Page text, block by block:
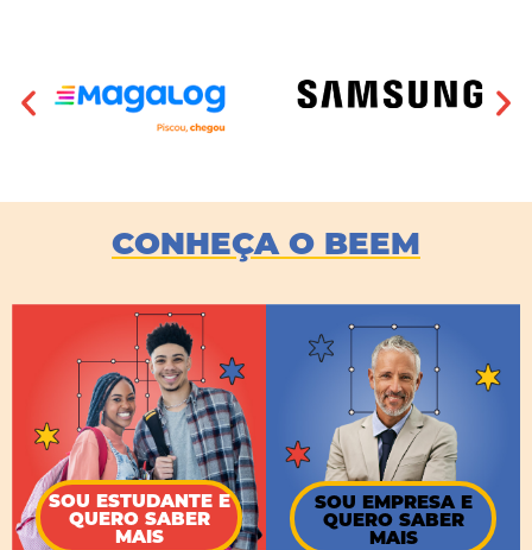
CONHEÇA O BEEM
SOU ESTUDANTE E
QUERO SABER
MAIS
SOU EMPRESA E
QUERO SABER
MAIS